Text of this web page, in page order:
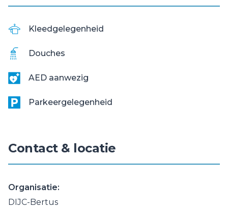
Kleedgelegenheid
Douches
AED aanwezig
Parkeergelegenheid
Contact & locatie
Organisatie:
DIJC-Bertus